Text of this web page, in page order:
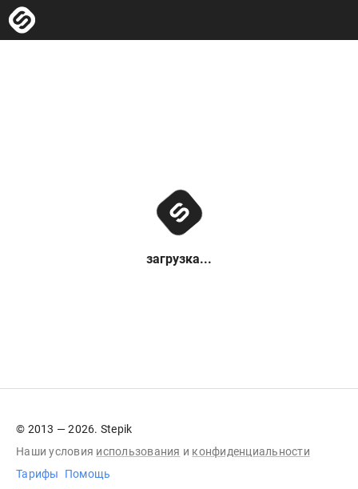
загрузка...
© 2013 — 2026. Stepik
Наши условия использования и конфиденциальности
Тарифы
Помощь